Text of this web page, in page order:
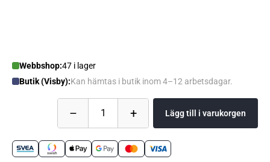
Webbshop:47 i lager
Butik (Visby):Kan hämtas i butik inom 4–12 arbetsdagar.
– 1 + Lägg till i varukorgen